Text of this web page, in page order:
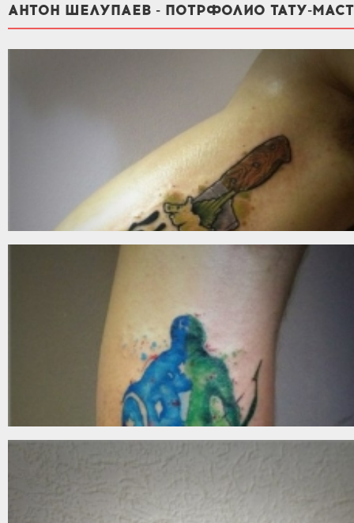
АНТОН ШЕЛУПАЕВ - ПОТРФОЛИО ТАТУ-